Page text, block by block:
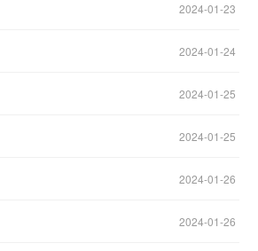
2024-01-23
2024-01-24
2024-01-25
2024-01-25
2024-01-26
2024-01-26